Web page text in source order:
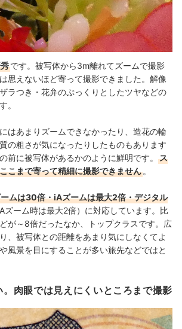
です。被写体から3m離れてズームで撮影
思えないほど寄って撮影できました。解像
ラつき・花弁のぷっくりとしたツヤなどの
。
はあまりズームできなかったり、造花の輪
の粗さが気になったりしたものもあります
前に被写体があるかのように鮮明です。
ス
こまで寄って精細に撮影できません 。
ムは30倍・iAズームは最大2倍・デジタル
iAズーム時は最大2倍）に対応しています。比
が～8倍だったなか、トップクラスです。広
、被写体との距離をあまり気にしなくてよ
風景を目にすることが多い旅先などではと
。肉眼では見えにくいところまで撮影